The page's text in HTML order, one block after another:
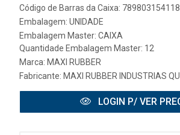
Código de Barras da Caixa:
Embalagem: UNIDADE
Embalagem Master: CAIXA
Quantidade Embalagem Master: 12
Marca: MAXI RUBBER
Fabricante: MAXI RUBBER INDUSTRIAS
LOGIN P/ VER